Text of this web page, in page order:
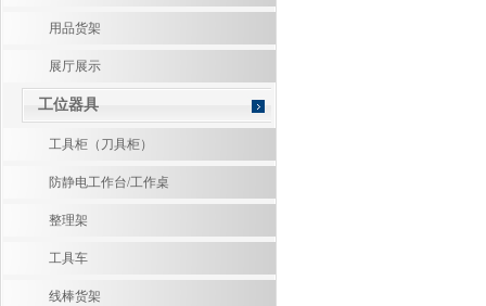
用品货架
展厅展示
工位器具
工具柜（刀具柜）
防静电工作台/工作桌
整理架
工具车
线棒货架